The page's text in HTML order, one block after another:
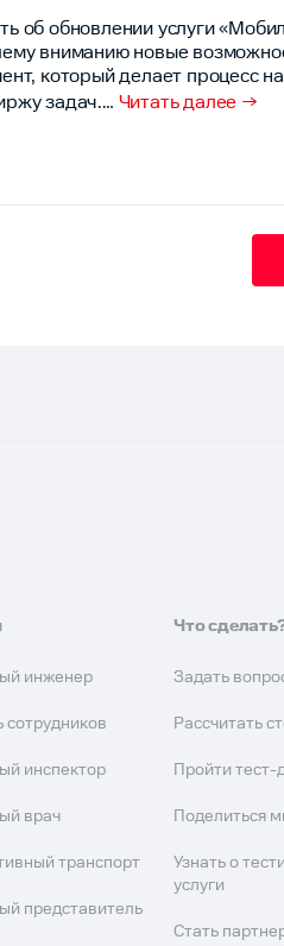
об обновлении услуги
вниманию новые
который делает процесс
задач.… Читать далее →
инженер
сотрудников
инспектор
врач
транспорт
представитель
Что
Задать
Рассчитать
Пройти тест-
Поделиться
Узнать о
услуги
Стать